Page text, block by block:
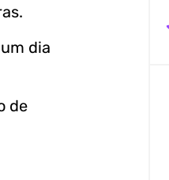
dia
de